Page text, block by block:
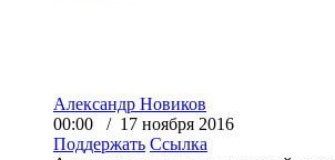
Александр Новиков
00:00 / 17 ноября 2016
Поддержать Ссылка